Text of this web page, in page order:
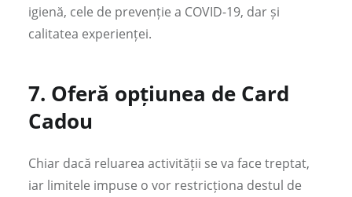
igienă, cele de prevenție a COVID-19, dar și
calitatea experienței.
7. Oferă opțiunea de Card
Cadou
Chiar dacă reluarea activității se va face treptat,
iar limitele impuse o vor restricționa destul de